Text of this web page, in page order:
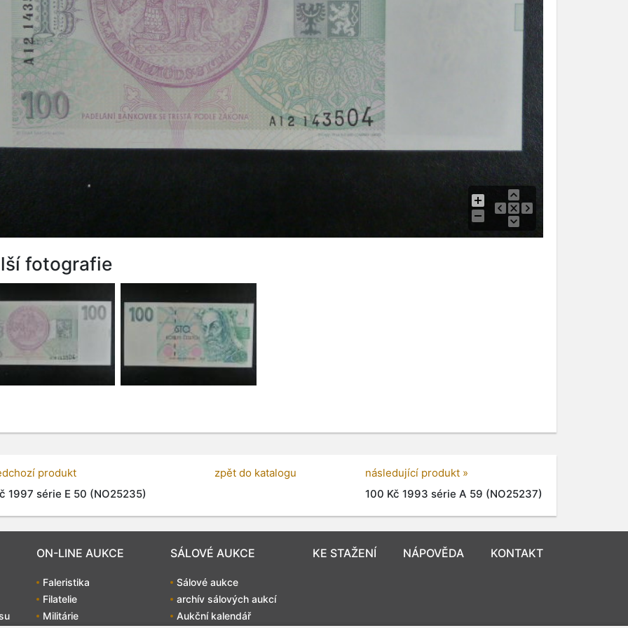
fotografie
produkt
1997 série E 50 (NO25235)
zpět do katalogu
následující produkt »
100 Kč 1993 série A 59 (NO25237)
ON-LINE AUKCE
Faleristika
Filatelie
Militárie
SÁLOVÉ AUKCE
Sálové aukce
archív sálových aukcí
Aukční kalendář
KE STAŽENÍ NÁPOVĚDA KONTAKT